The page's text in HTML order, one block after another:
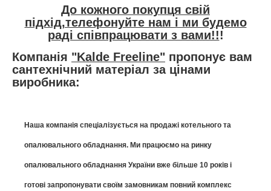
До кожного покупця свій
підхід,телефонуйте нам і ми будемо
раді співпрацювати з вами!!!
Компанія "Kalde Freeline" пропонує вам
сантехнічний матеріал за цінами
виробника:
Наша компанія спеціалізується на продажі котельного та
опалювального обладнання. Ми працюємо на ринку
опалювального обладнання України вже більше 10 років і
готові запропонувати своїм замовникам повний комплекс